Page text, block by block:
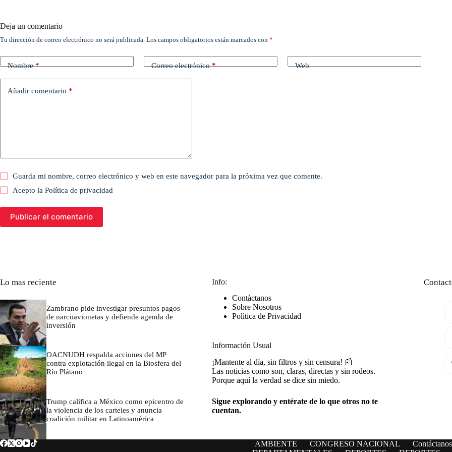
Deja un comentario
Tu dirección de correo electrónico no será publicada. Los campos obligatorios están marcados con *
Nombre* Correo electrónico* Web
Añadir comentario *
Guarda mi nombre, correo electrónico y web en este navegador para la próxima vez que comente.
Acepto laPolítica de privacidad
Publicar el comentario
Lo mas reciente
Zambrano pide investigar presuntos pagos
de narcoavionetas y defiende agenda de
inversión
OACNUDH respalda acciones del MP
contra explotación ilegal en la Biosfera del
Río Plátano
Trump califica a México como epicentro de
la violencia de los carteles y anuncia
coalición militar en Latinoamérica
Info:
Contàctanos
Sobre Nosotros
Polìtica de Privacidad
Información Usual
¡Mantente al día, sin filtros y sin censura! 📰
Las noticias como son, claras, directas y sin rodeos.
Porque aquí la verdad se dice sin miedo.
Sigue explorando y entérate de lo que otros no te
cuentan.
AMBIENTE CONGRESO NACIONAL
Contáctanos